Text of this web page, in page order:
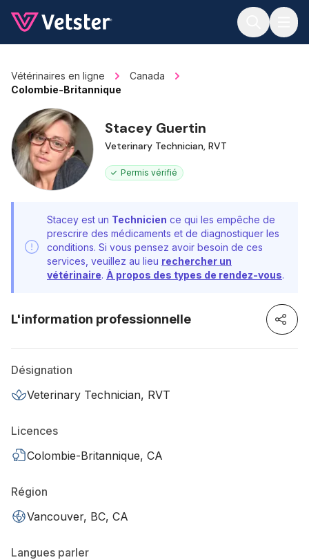
Vétérinaires en ligne
Canada
Colombie-Britannique
Stacey Guertin
Veterinary Technician, RVT
Permis vérifié
Stacey est un Technicien ce qui les empêche de
prescrire des médicaments et de diagnostiquer les
conditions. Si vous pensez avoir besoin de ces
services, veuillez au lieu rechercher un
vétérinaire. À propos des types de rendez-vous.
L'information professionnelle
Désignation
Veterinary Technician, RVT
Licences
Colombie-Britannique, CA
Région
Vancouver, BC, CA
Langues parler